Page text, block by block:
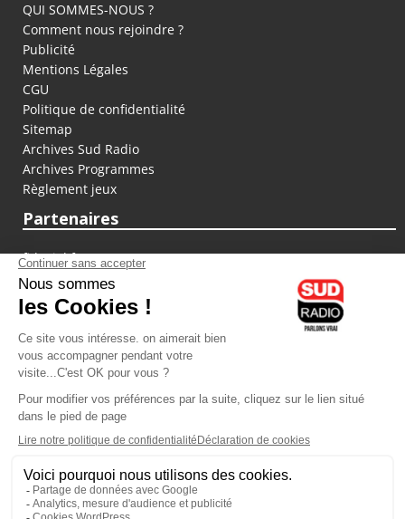
QUI SOMMES-NOUS ?
Comment nous rejoindre ?
Publicité
Mentions Légales
CGU
Politique de confidentialité
Sitemap
Archives Sud Radio
Archives Programmes
Règlement jeux
Partenaires
fiducial.fr
lyoncapitale.fr
olympique-et-lyonnais.com
L'application Iphone / Android
Téléchargez l'application
Les cookies
Gestion des cookies
Crédit photos : ©Sud Radio / Pierre Olivier